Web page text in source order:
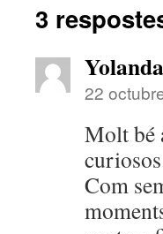
3
22
Molt bé
Com